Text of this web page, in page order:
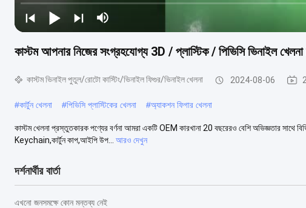
কাস্টম আপনার নিজের সংগ্রহযোগ্য 3D / প্লাস্টিক / পিভিসি ভিনাইল
কাস্টম ভিনাইল পুতুল/রোটো কাস্টিং/ভিনাইল ফিগুর/ভিনাইল খেলনা 2024-08-06
#কার্টুন খেলনা #পিভিসি প্লাস্টিকের খেলনা #অ্যাকশন ফিগার খেলনা
কাস্টম খেলনা প্রস্তুতকারক পণ্যের বর্ণনা আমরা একটি OEM কারখানা 20 বছরেরও বেশি অভিজ্ঞতার সাথে
Keychain,কার্টুন কাপ,আইপি উপ...
আরও দেখুন
দর্শনার্থীর বার্তা
এখনো জনসমক্ষে কোন মন্তব্য নেই